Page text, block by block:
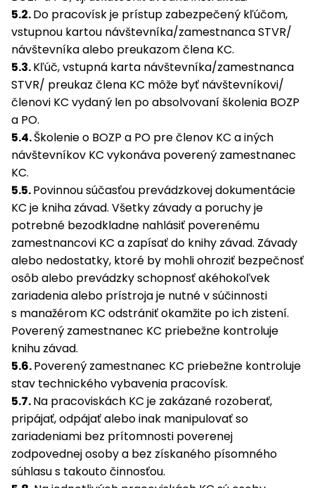
5.2.Do pracovísk je prístup zabezpečený kľúčom,
vstupnou kartou návštevníka/zamestnanca STVR/
návštevníka alebo preukazom člena KC.
5.3.Kľúč, vstupná karta návštevníka/zamestnanca
STVR/ preukaz člena KC môže byť návštevníkovi/
členovi KC vydaný len po absolvovaní školenia BOZP
a PO.
5.4.Školenie o BOZP a PO pre členov KC a iných
návštevníkov KC vykonáva poverený zamestnanec
KC.
5.5.Povinnou súčasťou prevádzkovej dokumentácie
KC je kniha závad. Všetky závady a poruchy je
potrebné bezodkladne nahlásiť poverenému
zamestnancovi KC a zapísať do knihy závad. Závady
alebo nedostatky, ktoré by mohli ohroziť bezpečnosť
osôb alebo prevádzky schopnosť akéhokoľvek
zariadenia alebo prístroja je nutné v súčinnosti
s manažérom KC odstrániť okamžite po ich zistení.
Poverený zamestnanec KC priebežne kontroluje
knihu závad.
5.6.Poverený zamestnanec KC priebežne kontroluje
stav technického vybavenia pracovísk.
5.7.Na pracoviskách KC je zakázané rozoberať,
pripájať, odpájať alebo inak manipulovať so
zariadeniami bez prítomnosti poverenej
zodpovednej osoby a bez získaného písomného
súhlasu s takouto činnosťou.